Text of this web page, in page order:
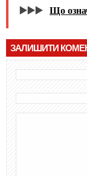
▶️▶️▶️ Що
ЗАЛИШИТИ